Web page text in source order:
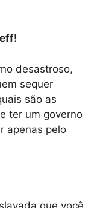
desastroso,
sequer
são as
ter um governo
apenas pelo
que você